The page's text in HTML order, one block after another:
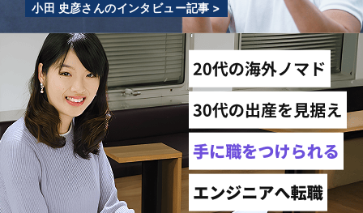
小田 史彦さんのインタビュー記事 >